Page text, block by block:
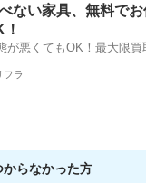
吉駅 その他
ない家具、無料で
が悪くてもOK！最大限買
フラ
らなかった方